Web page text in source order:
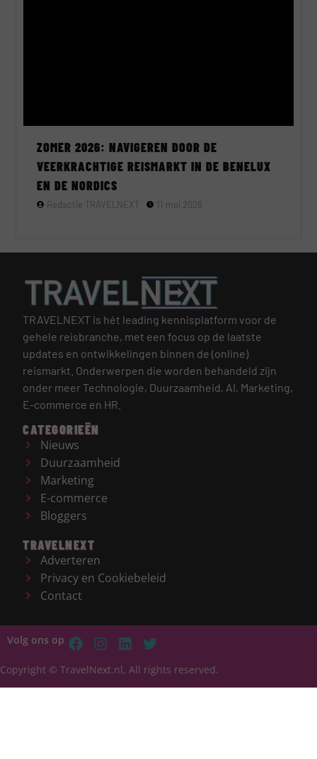
ZOMER 2026: NAVIGEREN DOOR DE
VEERKRACHTIGE REISMARKT IN DE BENELUX
EN DE NORDICS
Redactie TRAVELNEXT 11 mei 2026
TRAVELNEXT is hét leading kennisplatform voor de
gehele reisbranche, met een focus op de laatste
updates en ontwikkelingen binnen de (online)
reismarkt. Onderwerpen die worden behandeld zijn
onder meer Technologie, Duurzaamheid, AI, Marketing,
E-commerce en HR.
CATEGORIEËN
Nieuws
Duurzaamheid
Marketing
E-commerce
Bloggers
TRAVELNEXT
Adverteren
Privacy en Cookiebeleid
Contact
Volg ons op
Copyright © TravelNext.nl, All rights reserved.